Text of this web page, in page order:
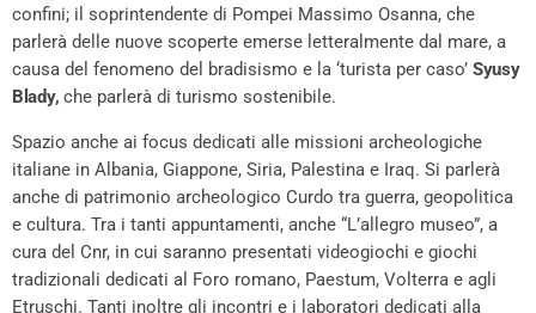
confini; il soprintendente di Pompei Massimo Osanna, che
parlerà delle nuove scoperte emerse letteralmente dal mare, a
causa del fenomeno del bradisismo e la ‘turista per caso’ Syusy
Blady, che parlerà di turismo sostenibile.
Spazio anche ai focus dedicati alle missioni archeologiche
italiane in Albania, Giappone, Siria, Palestina e Iraq. Si parlerà
anche di patrimonio archeologico Curdo tra guerra, geopolitica
e cultura. Tra i tanti appuntamenti, anche “L’allegro museo”, a
cura del Cnr, in cui saranno presentati videogiochi e giochi
tradizionali dedicati al Foro romano, Paestum, Volterra e agli
Etruschi. Tanti inoltre gli incontri e i laboratori dedicati alla